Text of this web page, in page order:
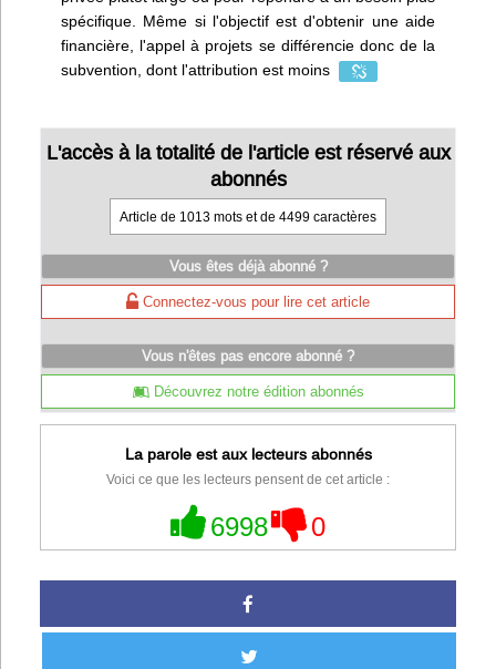
spécifique. Même si l'objectif est d'obtenir une aide
financière, l'appel à projets se différencie donc de la
subvention, dont l'attribution est moins
L'accès à la totalité de l'article est réservé aux
abonnés
Article de 1013 mots et de 4499 caractères
Vous êtes déjà abonné ?
Connectez-vous pour lire cet article
Vous n'êtes pas encore abonné ?
Découvrez notre édition abonnés
La parole est aux lecteurs abonnés
Voici ce que les lecteurs pensent de cet article :
6998 0